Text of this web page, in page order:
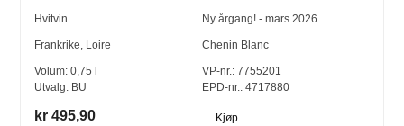
Hvitvin Ny årgang! - mars 2026
Frankrike, Loire Chenin Blanc
Volum:0,75
Utvalg: BU
VP-nr.: 7755201
EPD-nr.: 4717880
kr 495,90 Kjøp